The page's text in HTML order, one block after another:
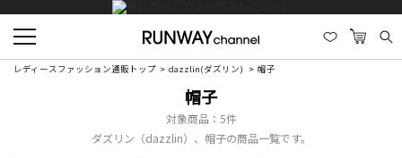
レディースファッション通販トップ dazzlin(ダズリン) 帽子
帽子
対象商品： 5件
ダズリン（dazzlin）、帽子の商品一覧です。